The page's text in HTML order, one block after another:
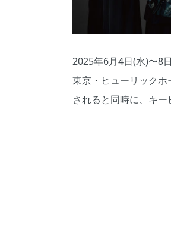
2025年6⽉4⽇(⽔)〜8
東京・ヒューリック
されると同時に、キー